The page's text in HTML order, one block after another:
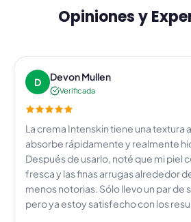
Opiniones y
D Devon Mullen
Verificada
La crema Intenskin tiene una textura
absorbe rápidamente y realmente
Después de usarlo, noté que mi piel
fresca y las finas arrugas alrededor
menos notorias. Sólo llevo un par de
pero ya estoy satisfecho con los